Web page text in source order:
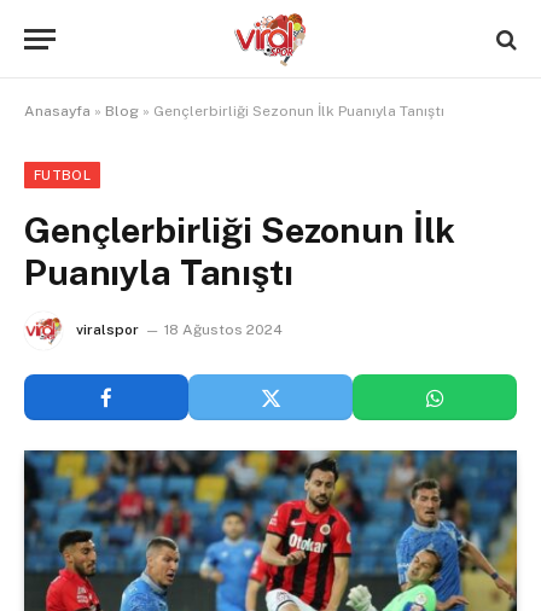
Anasayfa » Blog » Gençlerbirliği Sezonun İlk Puanıyla Tanıştı
FUTBOL
Gençlerbirliği Sezonun İlk
Puanıyla Tanıştı
viralspor 18 Ağustos 2024